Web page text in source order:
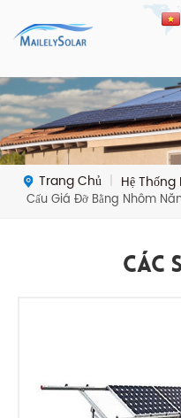
Trang Chủ | Hệ Thống
Cấu Giá Đỡ Bằng Nhôm
Các